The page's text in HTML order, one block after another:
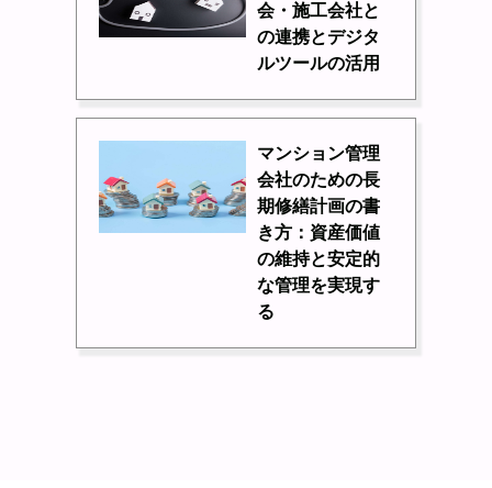
会・施工会社と
の連携とデジタ
ルツールの活用
マンション管理
会社のための長
期修繕計画の書
き方：資産価値
の維持と安定的
な管理を実現す
る